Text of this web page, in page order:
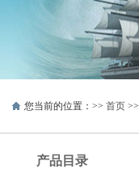
您当前的位置：>> 首页 >>
产品目录